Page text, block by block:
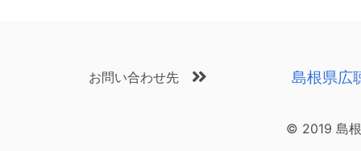
お問い合わせ先 島根県広
© 2019 島